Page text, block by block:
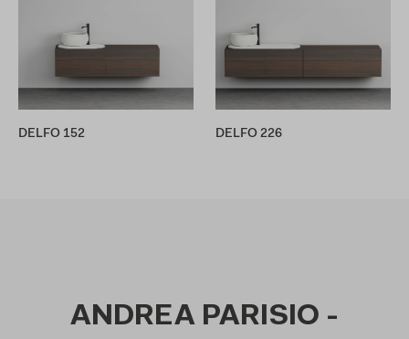
DELFO 152 DELFO 226
ANDREA PARISIO -